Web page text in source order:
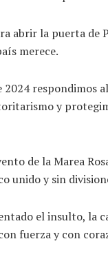
abrir la puerta de
merece.
2024 respondimos
y
de la Marea
unido y sin
el insulto, la
fuerza y con